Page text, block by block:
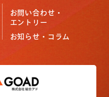
お問い合わせ・
エントリー
お知らせ・コラム